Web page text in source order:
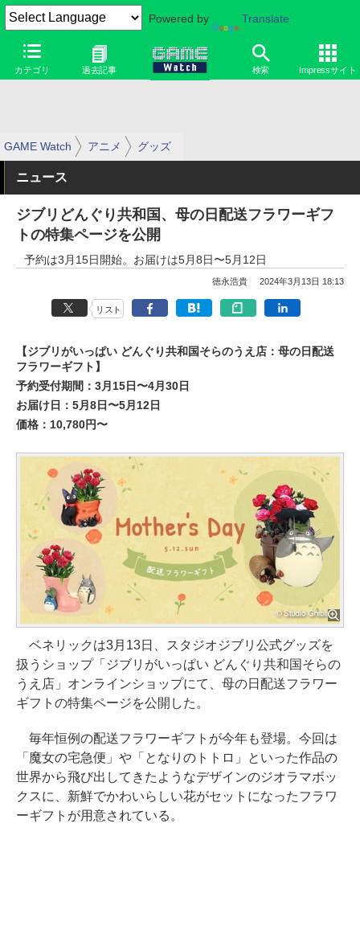
Powered by Translate
カテゴリ 過去記事 検索 Impressサイト
GAME Watch アニメ グッズ
ニュース
ジブリどんぐり共和国、母の日配送フラワーギフ
トの特集ページを公開
予約は3月15日開始。お届けは5月8日〜5月12日
徳永浩貴 2024年3月13日 18:13
リスト
【ジブリがいっぱい どんぐり共和国そらのうえ店：母の日配送
フラワーギフト】
予約受付期間：3月15日〜4月30日
お届け日：5月8日〜5月12日
価格：10,780円〜
ベネリックは3月13日、スタジオジブリ公式グッズを
扱うショップ「ジブリがいっぱい どんぐり共和国そらの
うえ店」オンラインショップにて、母の日配送フラワー
ギフトの特集ページを公開した。
毎年恒例の配送フラワーギフトが今年も登場。今回は
「魔女の宅急便」や「となりのトトロ」といった作品の
世界から飛び出してきたようなデザインのジオラマボッ
クスに、新鮮でかわいらしい花がセットになったフラワ
ーギフトが用意されている。